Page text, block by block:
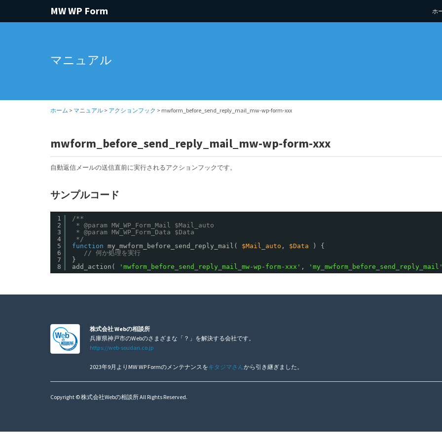
MW WP Form ホ
マニュアル
ホーム > マニュアル > アクションフック > mwform_before_send_reply_mail_mw-wp-form-xxx
mwform_before_send_reply_mail_mw-wp-form-xxx
自動返信メールの送信直前に実行されるアクションフックです。
サンプルコード
1
2
3
4
5
6
7
8
/**
* @param MW_WP_Form_Mail $Mail_auto
* @param MW_WP_Form_Data $Data
*/
function my_mwform_before_send_reply_mail( $Mail_auto , $Data
) {
// 何か処理を実行
}
add_action(
'mwform_before_send_reply_mail_mw-wp-form-xxx' , 'my_mwform_before_send_reply_mail'
株式会社 Webの相談所
兵庫県神戸市のWebのさまざまな「？」を解決する会社です。
https://web-soudan.co.jp
2023年9月よりMW WP Formのメンテナンスをキタジマさんから引き継ぎました。
Copyright © 株式会社Webの相談所 All Rights Reserved.